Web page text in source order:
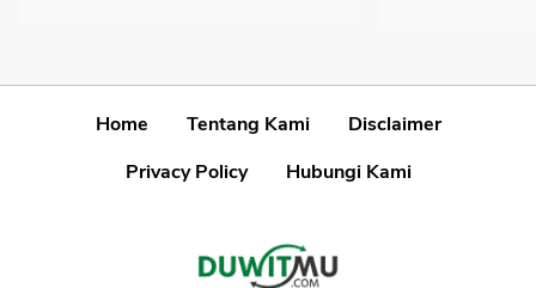
Home Tentang Kami
Disclaimer
Privacy Policy
Hubungi Kami